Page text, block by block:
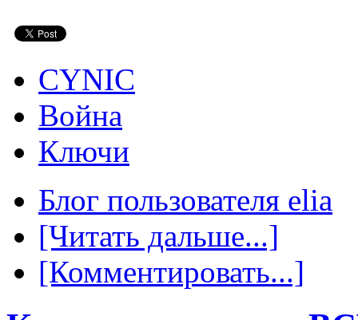
CYNIC
Война
Ключи
Блог пользователя elia
[Читать дальше...]
[Комментировать...]